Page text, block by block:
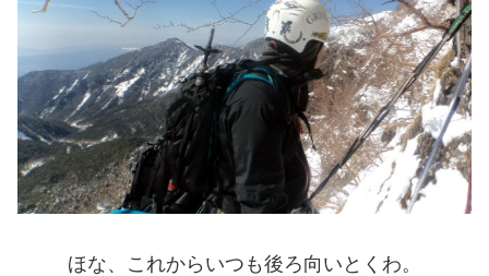
ほな、これからいつも後ろ向いとくわ。